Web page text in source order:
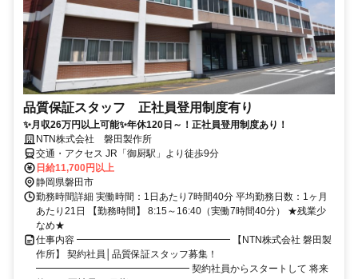
品質保証スタッフ 正社員登用制度有り
✨月収26万円以上可能✨年休120日～！正社員登用制度あり！
NTN株式会社 磐田製作所
交通・アクセス JR「御厨駅」より徒歩9分
日給11,700円以上
静岡県磐田市
勤務時間詳細 実働時間：1日あたり7時間40分 平均勤務日数：1ヶ月
あたり21日 【勤務時間】 8:15～16:40（実働7時間40分） ★残業少
なめ★
仕事内容 ━━━━━━━━━━━━━━━━ 【NTN株式会社 磐田製
作所】 契約社員│品質保証スタッフ募集！
━━━━━━━━━━━━━━━━ 契約社員からスタートして 将来